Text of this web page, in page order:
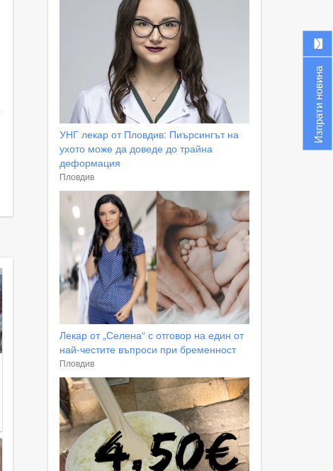
УНГ лекар от Пловдив: Пиърсингът на
ухото може да доведе до трайна
деформация
Пловдив
Лекар от „Селена“ с отговор на един от
най-честите въпроси при бременност
Пловдив
Изпрати новина